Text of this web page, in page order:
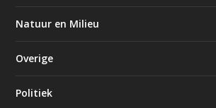
Natuur en Milieu
Overige
Politiek